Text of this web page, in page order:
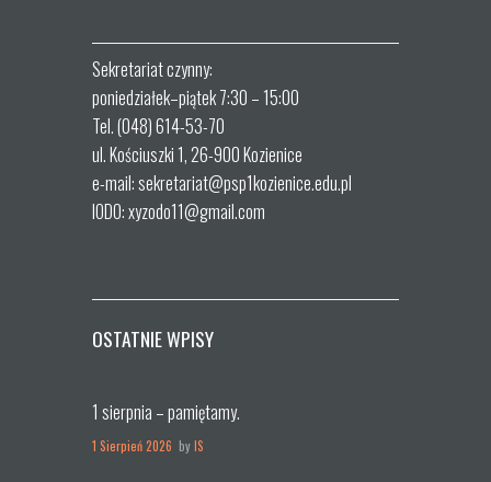
Sekretariat czynny:
poniedziałek–piątek 7:30 – 15:00
Tel. (048) 614-53-70
ul. Kościuszki 1, 26-900 Kozienice
e-mail: sekretariat@psp1kozienice.edu.pl
IODO: xyzodo11@gmail.com
OSTATNIE WPISY
1 sierpnia – pamiętamy.
1 Sierpień 2026 byIS